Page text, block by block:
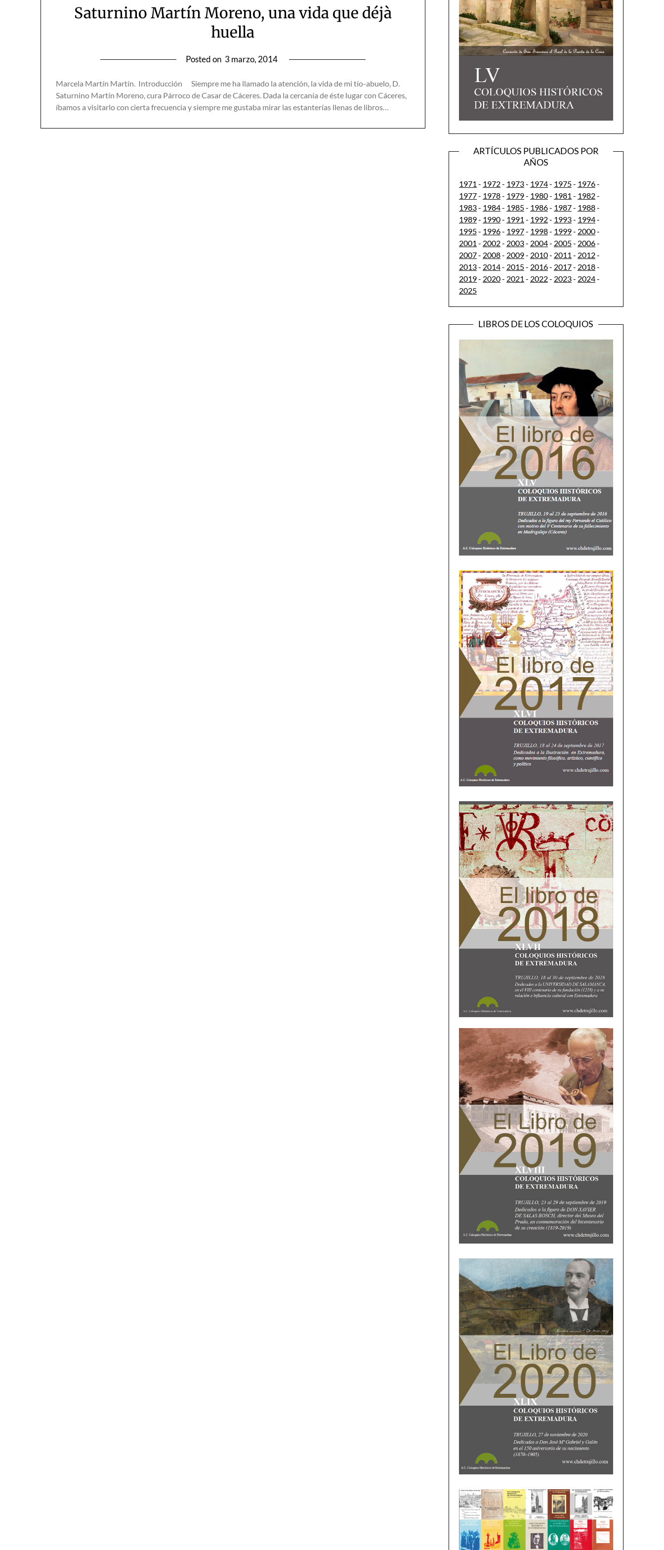
Saturnino Martín Moreno, una vida que déjà
huella
Posted on 3 marzo, 2014
Marcela Martín Martín. Introducción Siempre me ha llamado la atención, la vida de mi tío-abuelo, D.
Saturnino Martín Moreno, cura Párroco de Casar de Cáceres. Dada la cercanía de éste lugar con Cáceres,
íbamos a visitarlo con cierta frecuencia y siempre me gustaba mirar las estanterías llenas de libros…
ARTÍCULOS PUBLICADOS POR
AÑOS
1971 - 1972- 1973- 1974- 1975- 1976-
1977- 1978- 1979- 1980- 1981 - 1982-
1983- 1984- 1985- 1986- 1987- 1988-
1989- 1990- 1991 - 1992- 1993- 1994-
1995- 1996- 1997- 1998- 1999- 2000-
2001 - 2002- 2003- 2004- 2005- 2006-
2007- 2008- 2009- 2010- 2011 - 2012-
2013- 2014- 2015- 2016- 2017- 2018-
2019- 2020- 2021 - 2022- 2023- 2024-
2025
LIBROS DE LOS COLOQUIOS